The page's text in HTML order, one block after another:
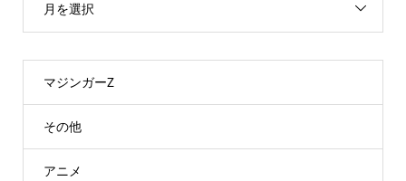
月を選択
マジンガーZ
その他
アニメ